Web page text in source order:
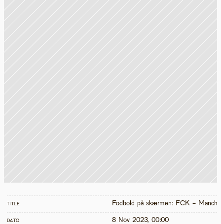
TITLE Fodbold på skærmen: FCK -
DATO 8 Nov 2023, 00:00